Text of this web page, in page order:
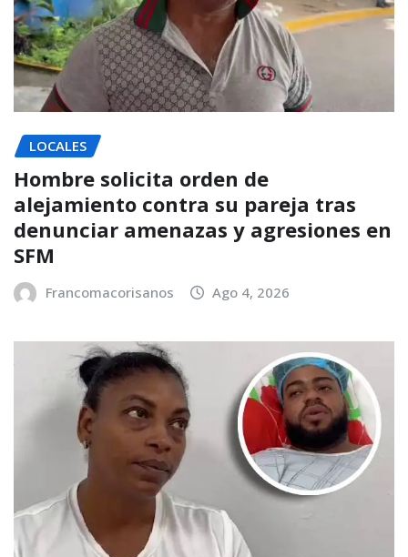
LOCALES
Hombre solicita orden de
alejamiento contra su pareja tras
denunciar amenazas y agresiones en
SFM
Francomacorisanos Ago 4, 2026